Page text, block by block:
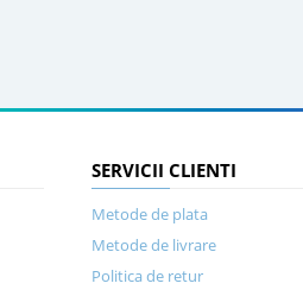
SERVICII CLIENTI
Metode de plata
Metode de livrare
Politica de retur